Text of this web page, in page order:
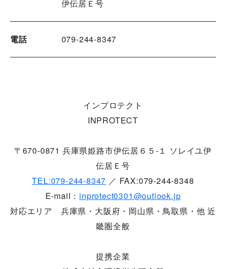
伊伝居Ｅ号
電話 079-244-8347
インプロテクト
INPROTECT
〒670-0871 兵庫県姫路市伊伝居６５-１ ソレイユ伊
伝居Ｅ号
TEL:079-244-8347 ／ FAX:079-244-8348
E-mail： inprotect0301@outlook.jp
対応エリア 兵庫県・大阪府・岡山県・鳥取県・他 近
畿圏全般
提携企業